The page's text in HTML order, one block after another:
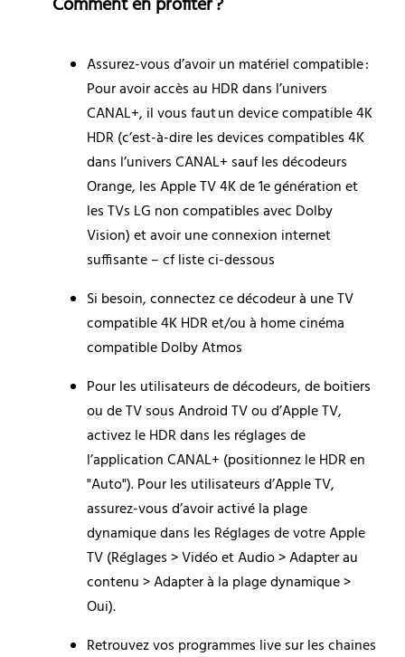
Comment en profiter ?
Assurez-vous d’avoir un matériel compatible :
Pour avoir accès au HDR dans l’univers
CANAL+, il vous faut un device compatible 4K
HDR (c’est-à-dire les devices compatibles 4K
dans l’univers CANAL+ sauf les décodeurs
Orange, les Apple TV 4K de 1e génération et
les TVs LG non compatibles avec Dolby
Vision) et avoir une connexion internet
suffisante – cf liste ci-dessous
Si besoin, connectez ce décodeur à une TV
compatible 4K HDR et/ou à home cinéma
compatible Dolby Atmos
Pour les utilisateurs de décodeurs, de boitiers
ou de TV sous Android TV ou d’Apple TV,
activez le HDR dans les réglages de
l’application CANAL+ (positionnez le HDR en
"Auto"). Pour les utilisateurs d’Apple TV,
assurez-vous d’avoir activé la plage
dynamique dans les Réglages de votre Apple
TV (Réglages > Vidéo et Audio > Adapter au
contenu > Adapter à la plage dynamique >
Oui).